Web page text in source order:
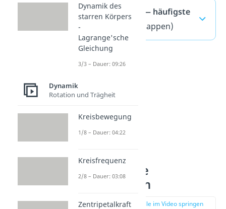
SI Einheiten — häufigste
(ausklappen)
Abgeleitete
SI‑Einheiten
zur Stelle im Video springen
Dynamik des
starren Körpers
-
Lagrange'sche
Gleichung
3/3 – Dauer: 09:26
Dynamik
Rotation und Trägheit
Kreisbewegung
1/8 – Dauer: 04:22
Kreisfrequenz
2/8 – Dauer: 03:08
Zentripetalkraft